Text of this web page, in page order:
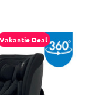
Vakantie Deal